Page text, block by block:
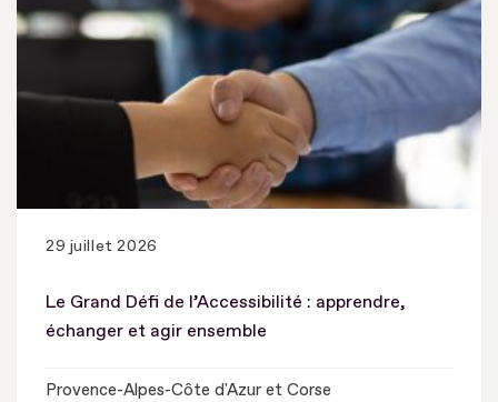
29 juillet 2026
Le Grand Défi de l’Accessibilité : apprendre,
échanger et agir ensemble
Provence-Alpes-Côte d'Azur et Corse